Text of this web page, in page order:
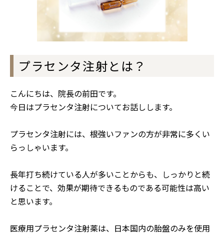
プラセンタ注射とは？
こんにちは、院長の前田です。
今日はプラセンタ注射についてお話しします。
プラセンタ注射には、根強いファンの方が非常に多くい
らっしゃいます。
長年打ち続けている人が多いことからも、しっかりと続
けることで、効果が期待できるものである可能性は高い
と思います。
医療用プラセンタ注射薬は、日本国内の胎盤のみを使用